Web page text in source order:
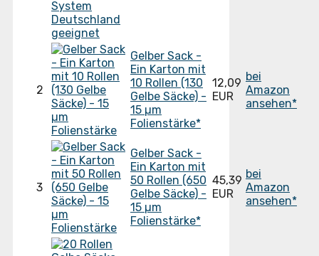
2
Gelber Sack -
Ein Karton mit
10 Rollen (130
Gelbe Säcke) -
15 µm
Folienstärke*
12,09
EUR
bei
Amazon
ansehen*
3
Gelber Sack -
Ein Karton mit
50 Rollen (650
Gelbe Säcke) -
15 µm
Folienstärke*
45,39
EUR
bei
Amazon
ansehen*